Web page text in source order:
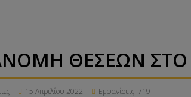
ΘΕΣΕΩΝ ΣΤΟ
15 Απριλίου 2022 Εμφανίσεις: 719